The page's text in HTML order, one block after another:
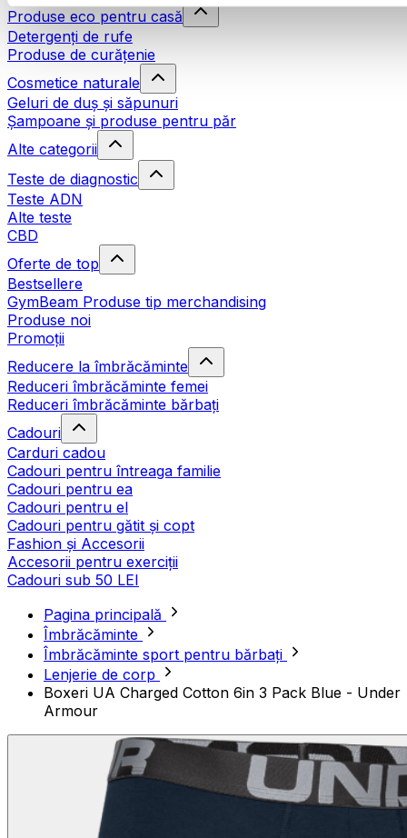
Produse eco pentru casă
Detergenți de rufe
Produse de curățenie
Cosmetice naturale
Geluri de duș și săpunuri
Șampoane și produse pentru păr
Alte categorii
Teste de diagnostic
Teste ADN
Alte teste
CBD
Oferte de top
Bestsellere
GymBeam Produse tip merchandising
Produse noi
Promoții
Reducere la îmbrăcăminte
Reduceri îmbrăcăminte femei
Reduceri îmbrăcăminte bărbați
Cadouri
Carduri cadou
Cadouri pentru întreaga familie
Cadouri pentru ea
Cadouri pentru el
Cadouri pentru gătit și copt
Fashion și Accesorii
Accesorii pentru exerciții
Cadouri sub 50 LEI
Pagina principală
Îmbrăcăminte
Îmbrăcăminte sport pentru bărbați
Lenjerie de corp
Boxeri UA Charged Cotton 6in 3 Pack Blue - Under
Armour